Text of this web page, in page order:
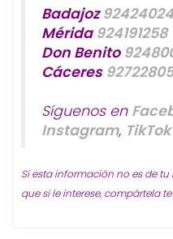
Badajoz
Mérida 924191258
Don Benito
Cáceres
Síguenos en
Instagram, TikTok
Si esta información no es de
que si le interese, compártela